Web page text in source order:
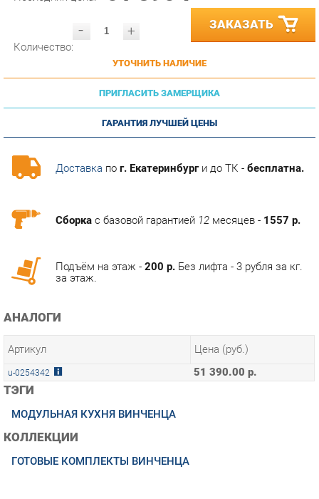
-
УТОЧНИТЬ НАЛИЧИЕ
ПРИГЛАСИТЬ ЗАМЕРЩИКА
ГАРАНТИЯ ЛУЧШЕЙ ЦЕНЫ
Доставкапог. Екатеринбурги до ТК -бесплатна.
АНАЛОГИ
Артикул
u-0254342 51 390.00 р.
ТЭГИ
МОДУЛЬНАЯ КУХНЯ ВИНЧЕНЦА
КОЛЛЕКЦИИ
ГОТОВЫЕ КОМПЛЕКТЫ ВИНЧЕНЦА
ОПИСАНИЕ